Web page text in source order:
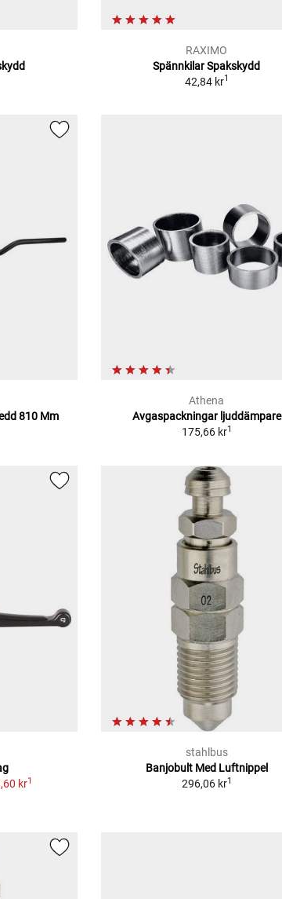
RAXIMO
Spännkilar Spakskydd
42,84 kr1
810 Mm
Athena
Avgaspackningar ljuddämpare
175,66 kr1
kr1
stahlbus
Banjobult Med Luftnippel
296,06 kr1